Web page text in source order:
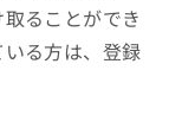
ることができ
る方は、登録